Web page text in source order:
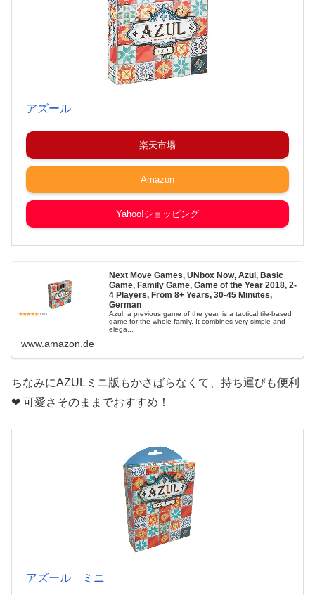
アズール
楽天市場
Amazon
Yahoo!ショッピング
Next Move Games, UNbox Now, Azul, Basic
Game, Family Game, Game of the Year 2018, 2-
4 Players, From 8+ Years, 30-45 Minutes,
German
Azul, a previous game of the year, is a tactical tile-based
game for the whole family. It combines very simple and
elega...
www.amazon.de
ちなみにAZULミニ版もかさばらなくて、持ち運びも便利
❤︎ 可愛さそのままでおすすめ！
アズール ミニ